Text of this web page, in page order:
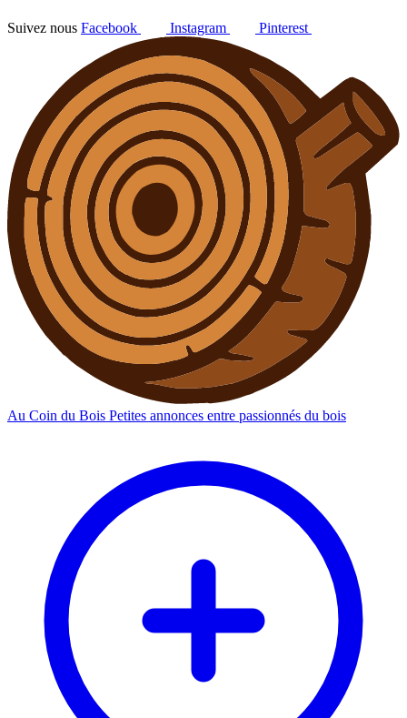
Suivez nous Facebook Instagram Pinterest
Au Coin du Bois Petites annonces entre passionnés du bois